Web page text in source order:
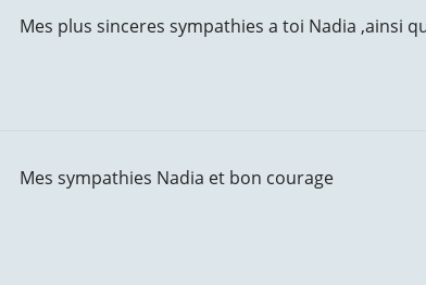
Mes plus sinceres sympathies a toi Nadia ,ainsi
Mes sympathies Nadia et bon courage